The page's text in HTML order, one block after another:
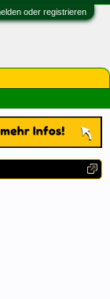
oder registrieren